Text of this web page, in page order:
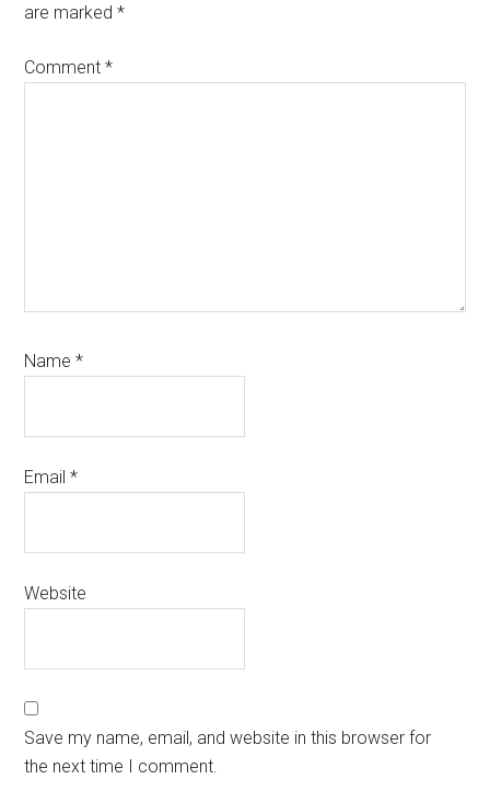
are marked*
Comment*
Name*
Email*
Website
Save my name, email, and website in this browser for
the next time I comment.